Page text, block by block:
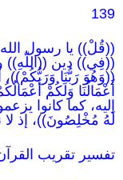
139
((قُلْ)) يا رسول الله
((فِي)) دين ((اللّهِ))
((وَهُوَ رَبُّنَا
أَعْمَالُنَا وَلَكُمْ
إليه، كما كانوا
لَهُ مُخْلِصُونَ))، إذ
تفسير تقريب